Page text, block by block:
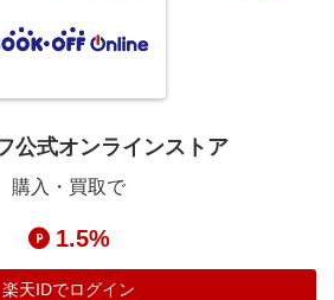
ラ
公式オンラインストア
購入・買取で
1.5%
楽天IDでログイン